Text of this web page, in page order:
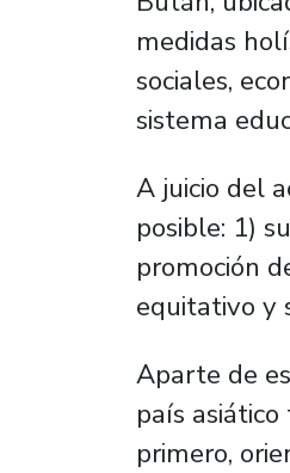
medidas
sociales,
sistema
A juicio del
posible: 1)
promoción
equitativo y
Aparte de
país
primero,